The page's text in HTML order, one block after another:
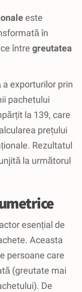
este
în
între greutatea
a exporturilor prin
pachetului
la 139, care
prețului
Rezultatul
la următorul
esențial de
Aceasta
persoane care
(greutate mai
De